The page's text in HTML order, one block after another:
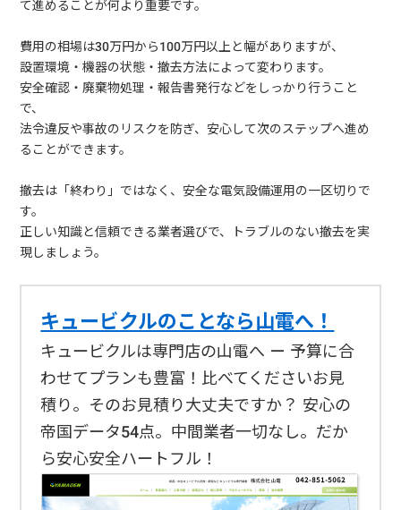
て進めることが何より重要です。
費用の相場は30万円から100万円以上と幅がありますが、
設置環境・機器の状態・撤去方法によって変わります。
安全確認・廃棄物処理・報告書発行などをしっかり行うこと
で、
法令違反や事故のリスクを防ぎ、安心して次のステップへ進め
ることができます。
撤去は「終わり」ではなく、安全な電気設備運用の一区切りで
す。
正しい知識と信頼できる業者選びで、トラブルのない撤去を実
現しましょう。
キュービクルのことなら山電へ！
キュービクルは専門店の山電へ — 予算に合
わせてプランも豊富！比べてくださいお見
積り。そのお見積り大丈夫ですか？ 安心の
帝国データ54点。中間業者一切なし。だか
ら安心安全ハートフル！